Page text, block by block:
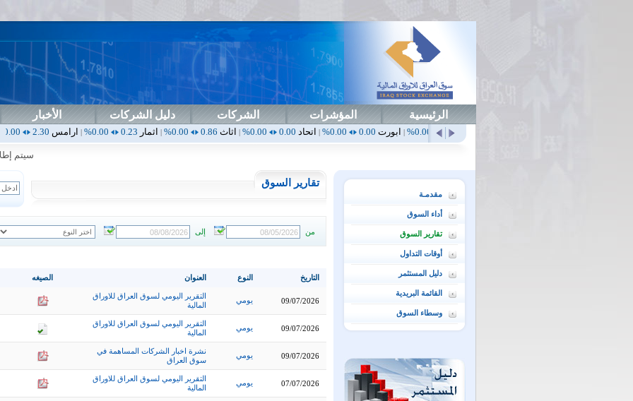
الرئيسية المؤشرات الشركات دليل الشركات الأخبار
ابورت |اتحاد0.00
|اثاث0.86
0.00%
|اثمار0.23
|ارامس2.30
0.00%
|اربيل0.00
سيتم إطلاق
مقدمـة
أداء السوق
تقارير السوق
أوقات التداول
دليل المستثمر
القائمة البريدية
وسطاء السوق
تقارير السوق
من إلى
الصيغه العنوان النوع التاريخ
التقرير اليومي لسوق العراق للاوراق
المالية
يومي 09/07/2026
التقرير اليومي لسوق العراق للاوراق
المالية
يومي 09/07/2026
نشرة اخبار الشركات المساهمة في
سوق العراق
يومي 09/07/2026
التقرير اليومي لسوق العراق للاوراق
المالية
يومي 07/07/2026